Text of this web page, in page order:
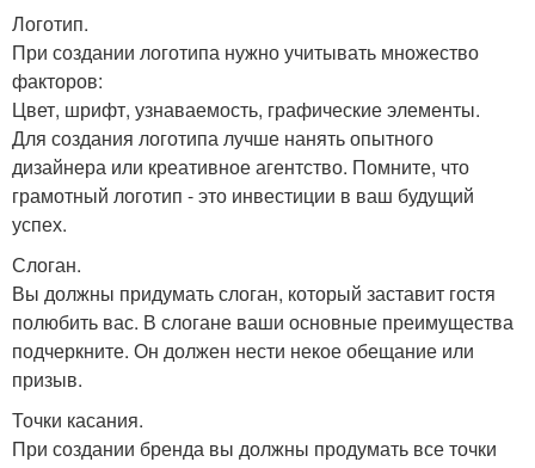
Логотип.
При создании логотипа нужно учитывать множество
факторов:
Цвет, шрифт, узнаваемость, графические элементы.
Для создания логотипа лучше нанять опытного
дизайнера или креативное агентство. Помните, что
грамотный логотип - это инвестиции в ваш будущий
успех.
Слоган.
Вы должны придумать слоган, который заставит гостя
полюбить вас. В слогане ваши основные преимущества
подчеркните. Он должен нести некое обещание или
призыв.
Точки касания.
При создании бренда вы должны продумать все точки